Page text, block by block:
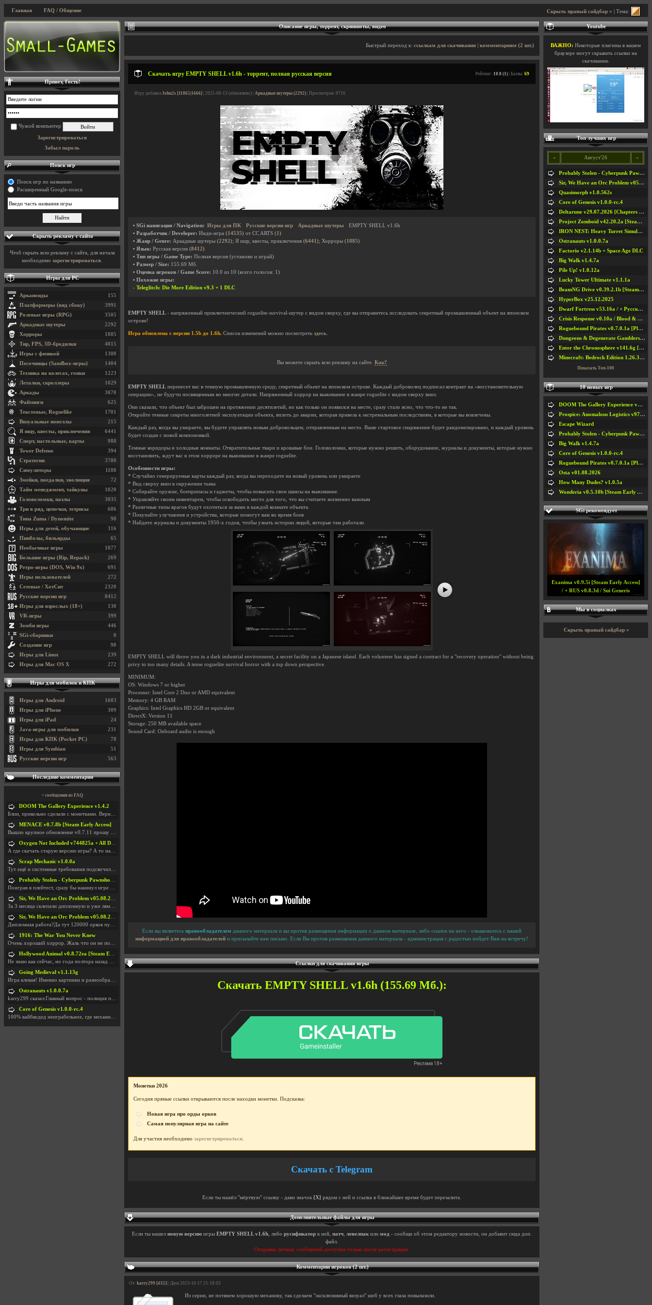
Скрыть правый сайдбар » | Тема:
Главная FAQ / Общение
Описание игры, торрент, скриншоты, видео
Быстрый переход к: ссылкам для скачивания комментариям (2 шт.)
Скачать игру EMPTY SHELL v1.6h - торрент, полная русская версия Рейтинг: 10.0 (1) | Баллы: 69
Игру добавил John2s [11865|1666] | 2025-08-13 (обновлено) | Аркадные шутеры (2292) | Просмотров: 9716
• SGi навигация / Navigation: Игры для ПК Русские версии игр Аркадные шутеры
EMPTY SHELL v1.6h
• Разработчик / Developer: Инди-игра (14535) от CC ARTS (1)
• Жанр / Genre: Аркадные шутеры (2292); Я ищу, квесты, приключения (6441); Хорроры (1885)
• Язык: Русская версия (8412)
• Тип игры / Game Type: Полная версия (установи и играй)
• Размер / Size: 155.69 Мб.
• Оценка игроков / Game Score: 10.0 из 10 (всего голосов: 1 )
• Похожие игры:
- Teleglitch: Die More Edition v9.3 + 1 DLC
EMPTY SHELL - напряженный приключенческий roguelite-survival-шутер с видом сверху, где вы отправитесь исследовать секретный промышленный объект на японском
острове!
Игра обновлена с версии 1.5b до 1.6h. Список изменений можно посмотреть здесь
Вы можете скрыть всю рекламу на сайте. Как?
EMPTY SHELL перенесет вас в темную промышленную среду, секретный объект на японском острове. Каждый доброволец подписал контракт на «восстановительную
операцию», не будучи посвященным во многие детали. Напряженный хоррор на выживание в жанре roguelite с видом сверху вниз.
Они сказали, что объект был заброшен на протяжении десятилетий, но как только он появился на месте, сразу стало ясно, что что-то не так.
Откройте темные секреты многолетней эксплуатации объекта, вплоть до аварии, которая привела к экстремальным последствиям, в которые вы вовлечены.
Каждый раз, когда вы умираете, вы будете управлять новым добровольцем, отправленным на место. Ваше стартовое снаряжение будет рандомизировано, и каждый уровень
будет создан с новой компоновкой.
Темные коридоры и холодные комнаты. Отвратительные твари и кровавые бои. Головоломки, которые нужно решить, оборудование, журналы и документы, которые нужно
восстановить, ждут вас в этом хорроре на выживание в жанре roguelite.
Особенности игры:
* Случайно генерируемые карты каждый раз, когда вы переходите на новый уровень или умираете
* Вид сверху вниз в окружении тьмы
* Собирайте оружие, боеприпасы и гаджеты, чтобы повысить свои шансы на выживание.
* Управляйте своим инвентарем, чтобы освободить место для того, что вы считаете жизненно важным
* Различные типы врагов будут охотиться за вами в каждой комнате объекта.
* Покупайте улучшения и устройства, которые помогут вам во время боев
* Найдите журналы и документы 1950-х годов, чтобы узнать истории людей, которые там работали.
EMPTY SHELL will throw you in a dark industrial environment, a secret facility on a Japanese island. Each volunteer has signed a contract for a "recovery operation" without being
privy to too many details. A tense roguelite survival horror with a top down perspective.
MINIMUM:
OS: Windows 7 or higher
Processor: Intel Core 2 Duo or AMD equivalent
Memory: 4 GB RAM
Graphics: Intel Graphics HD 2GB or equivalent
DirectX: Version 11
Storage: 250 MB available space
Sound Card: Onboard audio is enough
Если вы являетесь правообладателем данного материала и вы против размещения информации о данном материале, либо ссылок на него - ознакомьтесь с нашей
информацией для правообладателей и присылайте нам письмо. Если Вы против размещения данного материала - администрация с радостью пойдет Вам на встречу!
Ссылки для скачивания игры
Скачать EMPTY SHELL v1.6h (155.69 Мб.):
Монетки 2026
Сегодня прямые ссылки открываются после находки монетки. Подсказка:
Новая игра про орды орков
Самая популярная игра на сайте
Для участия необходимо зарегистрироваться
Скачать с Telegram
Если ты нашёл "мёртвую" ссылку - дави значок [X] рядом с ней и ссылка в ближайшее время будет перезалита.
Дополнительные файлы для игры
Если ты нашел новую версию игры EMPTY SHELL v1.6h , либо русификатор к ней, патч левелпак или мод - сообщи об этом редактору новости, он добавит сюда доп.
файл.
Отправка личных сообщений доступна только после регистрации.
Комментарии игроков (2 шт.)
От: karry299 [43|5] | Дата 2023-10-17 21:18:03
Из серии, не потянем хорошую механику, так сделаем "эксклюзивный визуал" шоб у всех глаза повылазили.
Привет, Гость!
Чужой компьютер
Зарегистрироваться
Забыл пароль
Поиск игр
Поиск игр по названию
Расширенный Google-поиск
Скрыть рекламу с сайта
Чтоб скрыть всю рекламу с сайта, для начала
необходимо зарегистрироваться
Игры для PC
155
Арканоиды
3991
Платформеры (вид сбоку)
3505
Ролевые игры (RPG)
2292
Аркадные шутеры
1885
Хорроры
4015
Тир, FPS, 3D-бродилки
1308
Игры с физикой
1404
Песочницы (Sandbox-игры)
1223
Техника на колесах, гонки
1029
Леталки, скроллеры
3070
Аркады
625
Файтинги
1701
Текстовые, Roguelike
215
Визуальные новеллы
6441
Я ищу, квесты, приключения
988
Спорт, настольные, карты
394
Tower Defense
3780
Стратегии
1188
Симуляторы
72
Змейки, поедалки, эволюция
1020
Тайм менеджмент, тайкуны
3035
Головоломки, пазлы
686
Три в ряд, цепочки, тетрисы
98
Типа Zuma / Dynomite
316
Игры для детей, обучающие
65
Пинболы, бильярды
1077
Необычные игры
269
Большие игры (Rip, Repack)
691
Ретро-игры (DOS, Win 9x)
272
Игры пользователей
2320
Сетевые / ХотСит
8412
Русские версии игр
130
Игры для взрослых (18+)
399
VR-игры
446
Зомби игры
0
SGi-сборники
98
Создание игр
239
Игры для Linux
272
Игры для Mac OS X
Игры для мобилок и КПК
1683
Игры для Android
309
Игры для iPhone
24
Игры для iPad
231
Java-игры для мобилки
78
Игры для КПК (Pocket PC)
51
Игры для Symbian
563
Русские версии игр
Последние комментарии
+ сообщения из FAQ
DOOM The Gallery Experience v1.4.2
Блин, прикольно сделали с монетками. Вернулся в св
MENACE v0.7.8b [Steam Early Access]
Вышло крупное обновление v0.7.11 прошу обновить
Oxygen Not Included v744825a + All DLC
А где скачать старую версию игры? А то на новой но
Scrap Mechanic v1.0.0a
Тут ещё и системные требования подскочили. Если не
Probably Stolen - Cyberpunk Pawnshop Simulator v048c [Playtest]
Поиграв в плейтест, сразу бы накинул игре наивысши
Sir, We Have an Orc Problem v05.08.2026
За 3 месяца склепали дипломную и уже лям двести ба
Sir, We Have an Orc Problem v05.08.2026
Дипломная работа?Да тут 120000 орков путь выбирают
1916: The War You Never Knew
Очень хороший хоррор. Жаль что он не получил должн
Hollywood Animal v0.8.72ea [Steam Early Access]
Не знаю как сейчас, но года полтора назад игра был
Going Medieval v1.1.13g
Игра клевая! Именно картинки и разнообразия в стро
Ostranauts v1.0.0.7a
karry299 сказал:Главный вопрос - полиция по-прежне
Core of Genesis v1.0.0-rc.4
100% вайбкодед неиграбельное, где механики знает т
Youtube
ВАЖНО: Некоторые плагины в вашем
браузере могут скрывать ссылки на
скачивание.
Топ лучших игр
« Август'26 »
Probably Stolen - Cyberpunk Pawnshop Simulator v048c [Playtest]
Sir, We Have an Orc Problem v05.08.2026
Quasimorph v1.0.562s
Core of Genesis v1.0.0-rc.4
Deltarune v29.07.2026 [Chapters 1-5] / + RUS [Chapters 1-5]
Project Zomboid v42.20.2a [Steam Early Access]
IRON NEST: Heavy Turret Simulator v1.0a
Ostranauts v1.0.0.7a
Factorio v2.1.14b + Space Age DLC
Big Walk v1.4.7a
Pile Up! v1.0.12a
Lucky Tower Ultimate v1.1.1a
BeamNG Drive v0.39.2.1b [Steam Early Access]
HyperBox v25.12.2025
Dwarf Fortress v53.16a / + Русская Версия v50.12a
Crisis Response v0.10a / Blood & Bullet
Roguebound Pirates v0.7.0.1a [Playtest]
Dungeons & Degenerate Gamblers v2.0.2a
Enter the Chronosphere v141.6g [Steam Early Access]
Minecraft: Bedrock Edition 1.26.33.1a / + TLauncher v2.89
Показать Топ-100
10 новых игр
DOOM The Gallery Experience v1.4.2
Prospice: Anomalous Logistics v97 [Playtest]
Escape Wizard
Probably Stolen - Cyberpunk Pawnshop Simulator v048c [Playtest]
Big Walk v1.4.7a
Core of Genesis v1.0.0-rc.4
Roguebound Pirates v0.7.0.1a [Playtest]
Osta v01.08.2026
How Many Dudes? v1.0.5a
Wonderia v0.5.10b [Steam Early Access]
SGi рекомендует
Exanima v0.9.5i [Steam Early Access]
/ + RUS v0.8.3d / Sui Generis
Мы в социалках
Скрыть правый сайдбар »